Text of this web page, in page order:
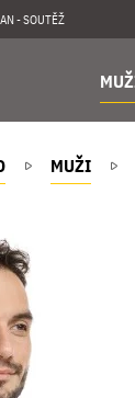
- SOUTĚŽ
MUŽI